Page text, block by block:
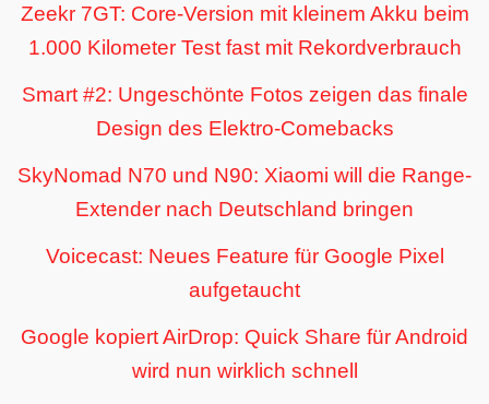
Zeekr 7GT: Core-Version mit kleinem Akku beim
1.000 Kilometer Test fast mit Rekordverbrauch
Smart #2: Ungeschönte Fotos zeigen das finale
Design des Elektro-Comebacks
SkyNomad N70 und N90: Xiaomi will die Range-
Extender nach Deutschland bringen
Voicecast: Neues Feature für Google Pixel
aufgetaucht
Google kopiert AirDrop: Quick Share für Android
wird nun wirklich schnell